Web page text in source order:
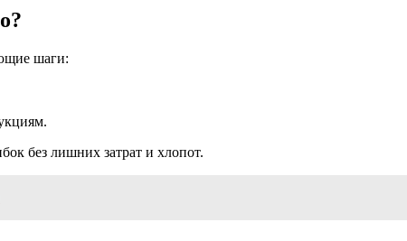
шаги:
без лишних затрат и хлопот.